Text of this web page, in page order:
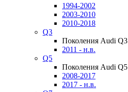
1994-2002
2003-2010
2010-2018
Q3
Поколения Audi Q3
2011 - н.в.
Q5
Поколения Audi Q5
2008-2017
2017 - н.в.